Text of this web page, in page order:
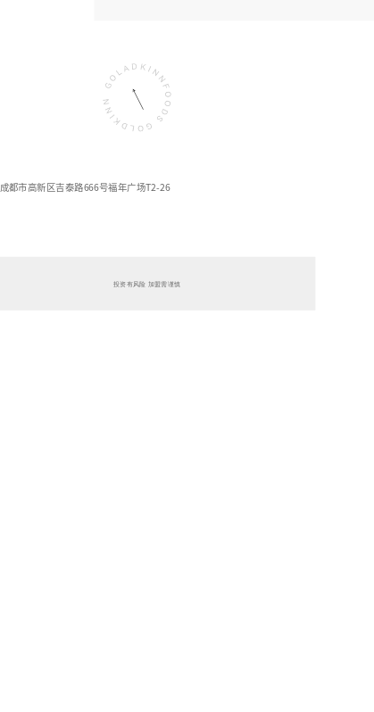
投资有风险 加盟需谨慎
成都市高新区吉泰路666号福年广场T2-26